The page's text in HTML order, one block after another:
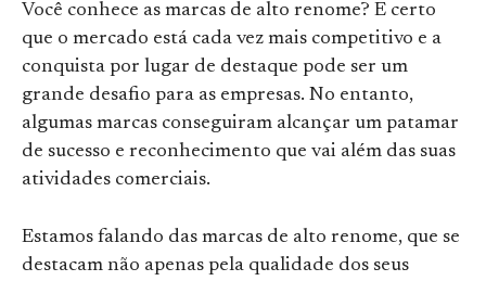
Você conhece as marcas de alto renome? É certo
que o mercado está cada vez mais competitivo e a
conquista por lugar de destaque pode ser um
grande desafio para as empresas. No entanto,
algumas marcas conseguiram alcançar um patamar
de sucesso e reconhecimento que vai além das suas
atividades comerciais.
Estamos falando das marcas de alto renome, que se
destacam não apenas pela qualidade dos seus